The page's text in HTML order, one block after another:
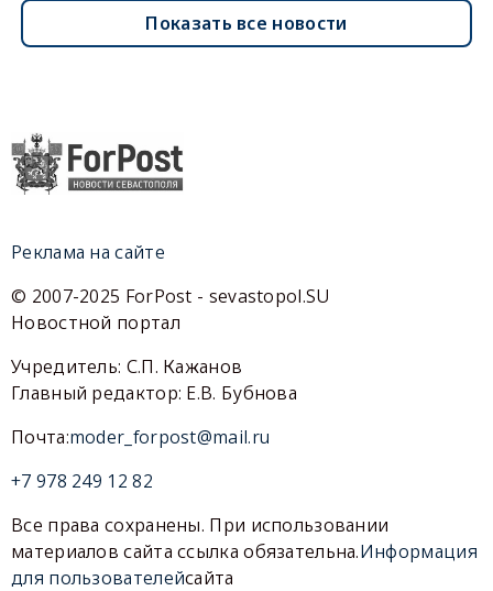
Показать все новости
Реклама на сайте
© 2007-2025 ForPost - sevastopol.SU
Новостной портал
Учредитель: С.П. Кажанов
Главный редактор: Е.В. Бубнова
Почта:moder_forpost@mail.ru
+7 978 249 12 82
Все права сохранены. При использовании
материалов сайта ссылка обязательна.Информация
для пользователейсайта